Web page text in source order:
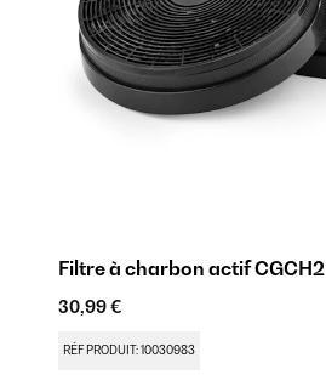
Filtre à charbon actif CGCH2
30,99 €
RÉF PRODUIT: 10030983